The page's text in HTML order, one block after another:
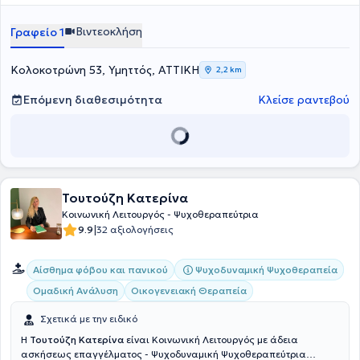
και Έρευνας στη Συστημική Ψυχοθεραπεία "Λόγω Ψυχής", τα
Δικαιώματα του Ανθρώπου, καθώς και η Ειδική Αγωγή από το
Πανεπιστήμιο Αιγαίου.
Πρωτοβάθμια Εκπαίδευση, με κύριο ρόλο την υποστήριξη μαθητών,
ψυχοκοινωνικών παρεμβάσεων.
θεραπευόμενων.
Γραφείο 1 Βιντεοκλήση
Κολοκοτρώνη 53, Υμηττός, ΑΤΤΙΚΗ 2,2 km
Επόμενη διαθεσιμότητα Κλείσε ραντεβού
Τουτούζη Κατερίνα
Κοινωνική Λειτουργός - Ψυχοθεραπεύτρια
9.9|32 αξιολογήσεις
Αίσθημα φόβου και πανικού
Ψυχοδυναμική Ψυχοθεραπεία
Ομαδική Ανάλυση
Οικογενειακή Θεραπεία
Σχετικά με την ειδικό
Η Τουτούζη Κατερίνα είναι Κοινωνική Λειτουργός με άδεια
ασκήσεως επαγγέλματος - Ψυχοδυναμική Ψυχοθεραπεύτρια